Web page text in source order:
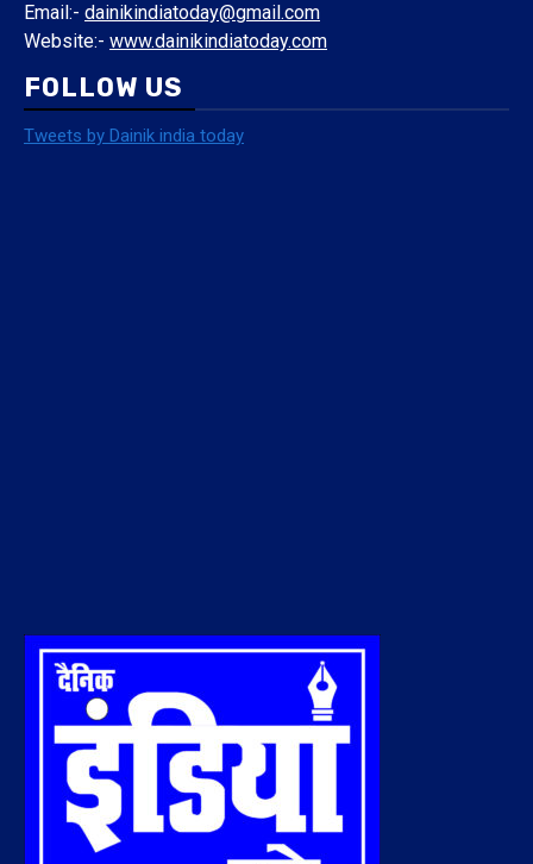
Email:- dainikindiatoday@gmail.com
Website:- www.dainikindiatoday.com
FOLLOW US
Tweets by Dainik india today